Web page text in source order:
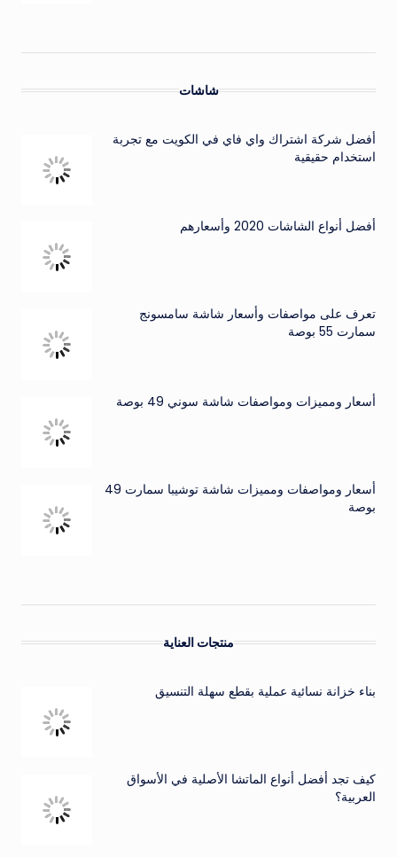
شاشات
أفضل شركة اشتراك واي فاي في الكويت مع تجربة
استخدام حقيقية
أفضل أنواع الشاشات 2020 وأسعارهم
تعرف على مواصفات وأسعار شاشة سامسونج
سمارت 55 بوصة
أسعار ومميزات ومواصفات شاشة سوني 49 بوصة
أسعار ومواصفات ومميزات شاشة توشيبا سمارت 49
بوصة
منتجات العناية
بناء خزانة نسائية عملية بقطع سهلة التنسيق
كيف تجد أفضل أنواع الماتشا الأصلية في الأسواق
العربية؟